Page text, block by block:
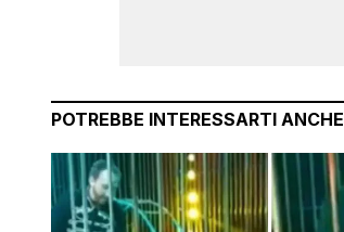
POTREBBE INTERESSARTI ANCHE